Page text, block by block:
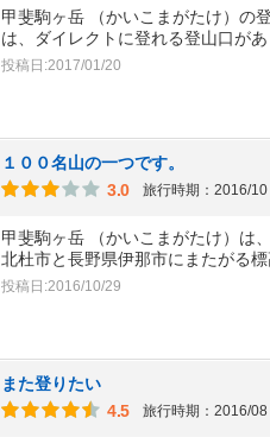
甲斐駒ヶ岳 （かいこまがたけ）の
は、ダイレクトに登れる登山口が
投稿日:2017/01/20
１００名山の一つです。
3.0
旅行時期：2016/10
甲斐駒ヶ岳 （かいこまがたけ）は
北杜市と長野県伊那市にまたがる
投稿日:2016/10/29
また登りたい
4.5
旅行時期：2016/08